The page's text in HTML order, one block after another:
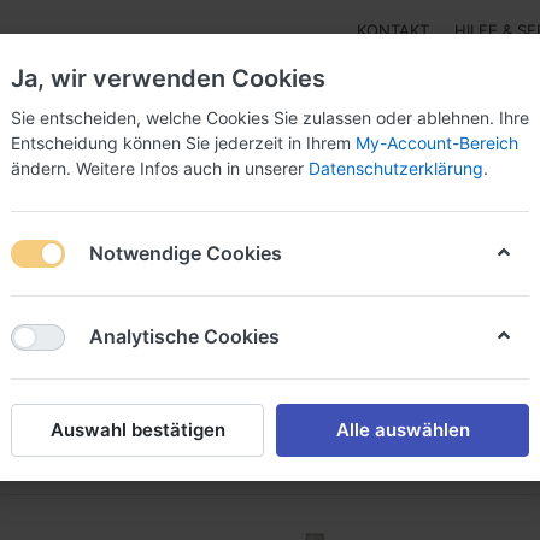
KONTAKT HILFE &
- Isolierung 3M™ einseitige Klebebänder Papier-
- Schraubensicherung
3
nach
Ja, wir verwenden Cookies
Sie entscheiden, welche Cookies Sie zulassen oder ablehnen. Ihre
Entscheidung können Sie jederzeit in Ihrem My-Account-Bereich
ändern. Weitere Infos auch in unserer Datenschutzerklärung.
Notwendige Cookies
Analytische Cookies
Auswahl bestätigen Alle auswählen